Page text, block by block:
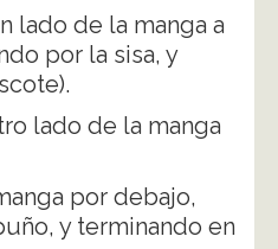
lado de la manga a
por la sisa, y
lado de la manga
por debajo,
y terminando en